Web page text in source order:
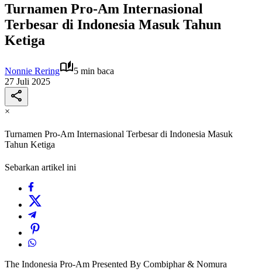
Turnamen Pro-Am Internasional
Terbesar di Indonesia Masuk Tahun
Ketiga
Nonnie Rering
5 min baca
27 Juli 2025
×
Turnamen Pro-Am Internasional Terbesar di Indonesia Masuk
Tahun Ketiga
Sebarkan artikel ini
The Indonesia Pro-Am Presented By Combiphar & Nomura